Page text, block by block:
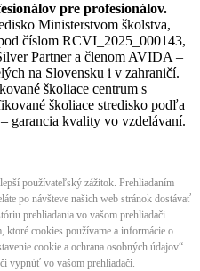
pre profesionálov.
Ministerstvom školstva,
číslom RCVI_2025_000143,
Partner a členom AVIDA –
na Slovensku i v zahraničí.​​​​​​​​​​​​​​​​
školiace centrum s
školiace stredisko podľa
garancia kvality vo vzdelávaní.
používateľský zážitok. Prehliadaním
po návšteve našich web stránok dostávať
prehliadania vo vašom prehliadači
ktoré cookies používame a informácie o
cookie a ochrana osobných údajov“.
vypnúť vo vašom prehliadači.